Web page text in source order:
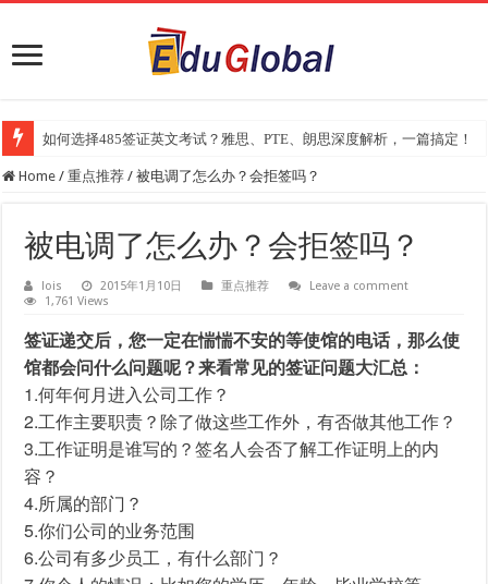
如何选择485签证英文考试？雅思、PTE、朗思深度解析，一篇搞定！
2025年《澳洲金融评论报》大学排名出炉：一份关乎本地就业与声誉的
Home / 重点推荐 / 被电调了怎么办？会拒签吗？
被电调了怎么办？会拒签吗？
lois 2015年1月10日 重点推荐
Leave a comment
1,761 Views
签证递交后，您一定在惴惴不安的等使馆的电话，那么使
馆都会问什么问题呢？来看常见的签证问题大汇总：
1.何年何月进入公司工作？
2.工作主要职责？除了做这些工作外，有否做其他工作？
3.工作证明是谁写的？签名人会否了解工作证明上的内
容？
4.所属的部门？
5.你们公司的业务范围
6.公司有多少员工，有什么部门？